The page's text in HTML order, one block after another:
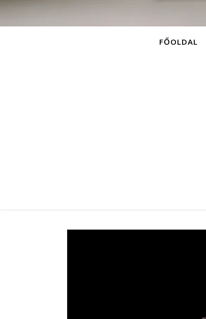
FŐOLDAL